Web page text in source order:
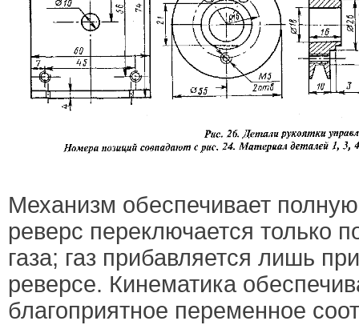
Механизм обеспечивает
реверс переключается только
газа; газ прибавляется лишь
реверсе. Кинематика
благоприятное переменное